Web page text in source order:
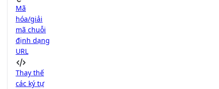
Mã
hóa/giải
mã chuỗi
định dạng
URL
Thay thế
các ký tự